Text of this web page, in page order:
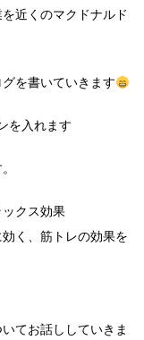
近くのマクドナルド
を書いていきます
を入れます
クス効果
く、筋トレの効果を
てお話ししていきま